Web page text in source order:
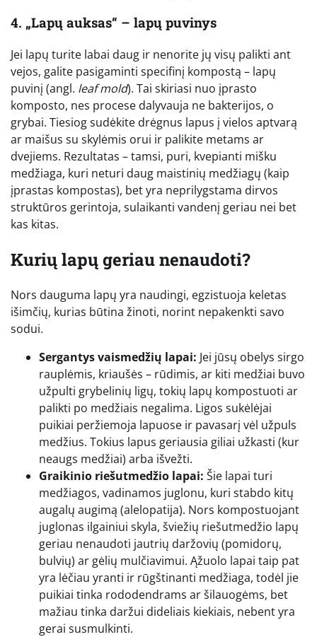
4. „Lapų auksas“ – lapų puvinys
Jei lapų turite labai daug ir nenorite jų visų palikti ant
vejos, galite pasigaminti specifinį kompostą – lapų
puvinį (angl. leaf mold). Tai skiriasi nuo įprasto
komposto, nes procese dalyvauja ne bakterijos, o
grybai. Tiesiog sudėkite drėgnus lapus į vielos aptvarą
ar maišus su skylėmis orui ir palikite metams ar
dvejiems. Rezultatas – tamsi, puri, kvepianti mišku
medžiaga, kuri neturi daug maistinių medžiagų (kaip
įprastas kompostas), bet yra neprilygstama dirvos
struktūros gerintoja, sulaikanti vandenį geriau nei bet
kas kitas.
Kurių lapų geriau nenaudoti?
Nors dauguma lapų yra naudingi, egzistuoja keletas
išimčių, kurias būtina žinoti, norint nepakenkti savo
sodui.
Sergantys vaismedžių lapai: Jei jūsų obelys sirgo
rauplėmis, kriaušės – rūdimis, ar kiti medžiai buvo
užpulti grybelinių ligų, tokių lapų kompostuoti ar
palikti po medžiais negalima. Ligos sukėlėjai
puikiai peržiemoja lapuose ir pavasarį vėl užpuls
medžius. Tokius lapus geriausia giliai užkasti (kur
neaugs medžiai) arba išvežti.
Graikinio riešutmedžio lapai: Šie lapai turi
medžiagos, vadinamos juglonu, kuri stabdo kitų
augalų augimą (alelopatija). Nors kompostuojant
juglonas ilgainiui skyla, šviežių riešutmedžio lapų
geriau nenaudoti jautrių daržovių (pomidorų,
bulvių) ar gėlių mulčiavimui. Ąžuolo lapai taip pat
yra lėčiau yranti ir rūgštinanti medžiaga, todėl jie
puikiai tinka rododendrams ar šilauogėms, bet
mažiau tinka daržui dideliais kiekiais, nebent yra
gerai susmulkinti.